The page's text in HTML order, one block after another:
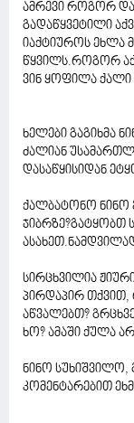
ამრევი როგორ
გადაწყვეტილი
იაქტიუროს ეხლა
წყვილს.როგორ
ვინ ყოფილა ქალი
ხელები გაგიხმა
ძალიან
დასაწყისიდან
ქალბატონო ნინო
ჯიბრზე?გატყობთ
სირცხვილია
პირდაპირ
აწვალებთ?
ხო? ამაში ქულა
ნინო სუხიშვილო,
კომენტარებით